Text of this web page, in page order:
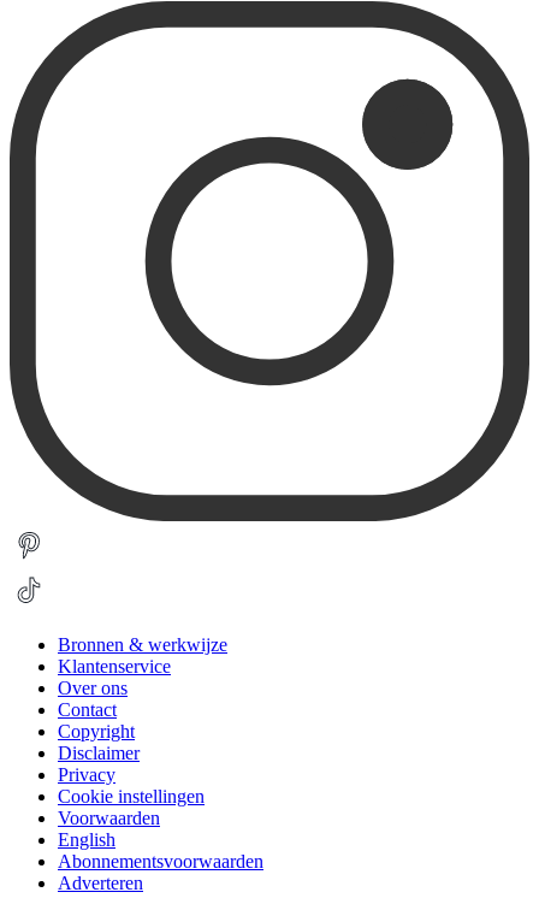
Bronnen & werkwijze
Klantenservice
Over ons
Contact
Copyright
Disclaimer
Privacy
Cookie instellingen
Voorwaarden
English
Abonnementsvoorwaarden
Adverteren